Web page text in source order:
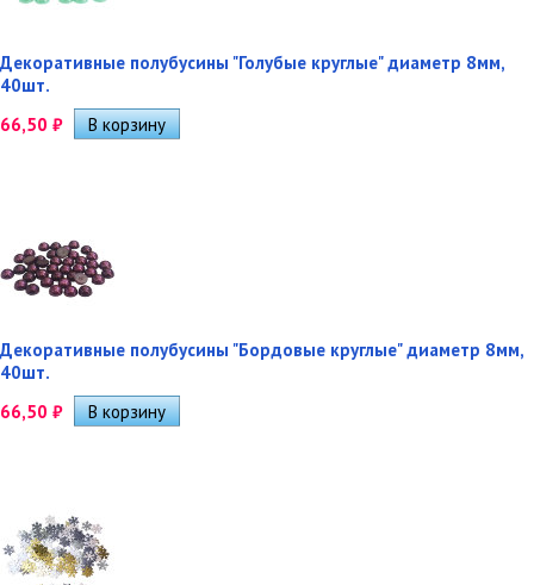
Декоративные полубусины "Голубые круглые" диаметр 8мм,
40шт.
66,50 ₽
Декоративные полубусины "Бордовые круглые" диаметр 8мм,
40шт.
66,50 ₽